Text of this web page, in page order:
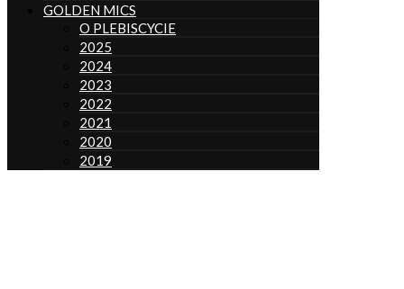
GOLDEN MICS
O PLEBISCYCIE
2025
2024
2023
2022
2021
2020
2019